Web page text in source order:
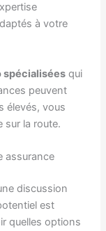
à votre
spécialisées qui
peuvent
élevés, vous
sur la route.
assurance
discussion
est
quelles options